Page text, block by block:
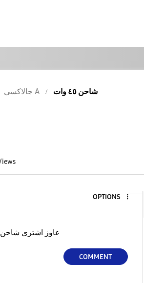
جالاكسى A شاحن ٤٥ وات
OPTIONS
عاوز اشترى شاحن سامسونج ٤٥ وات
COMMENT